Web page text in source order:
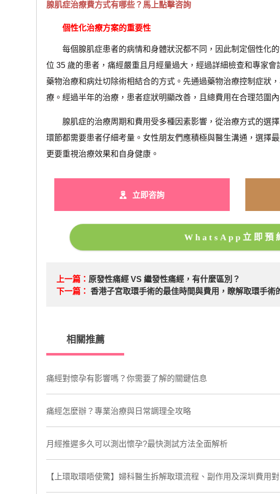
腺肌症治療費方式有哪些？馬上點擊咨詢
個性化治療方案的重要性
每個腺肌症患者的病情和身體狀況都不同，因此制定個性化的
位 35 歲的患者，痛經嚴重且月經量過大，經過詳細檢查和專家
藥物治療和病灶切除術相結合的方式。先通過藥物治療控制症狀
療。經過半年的治療，患者症狀明顯改善，且總費用在合理范圍內
腺肌症的治療周期和費用受多種因素影響，從治療方式的選擇
環節都需要患者仔細考量。女性朋友們應積極與醫生溝通，選擇
更要重視治療效果和自身健康。
立即咨詢
WhatsApp立即預
上一篇： 原發性痛經 VS 繼發性痛經，有什麼區別？
下一篇： 香港子宮取環手術的最佳時間與費用，瞭解取環手術
相關推薦
​痛經對懷孕有影響嗎？你需要了解的關鍵信息
痛經怎麼辦？專業治療與日常調理全攻略
月經推遲多久可以測出懷孕?最快測試方法全面解析
【上環取環唔使驚】婦科醫生拆解取環流程、副作用及深圳費用